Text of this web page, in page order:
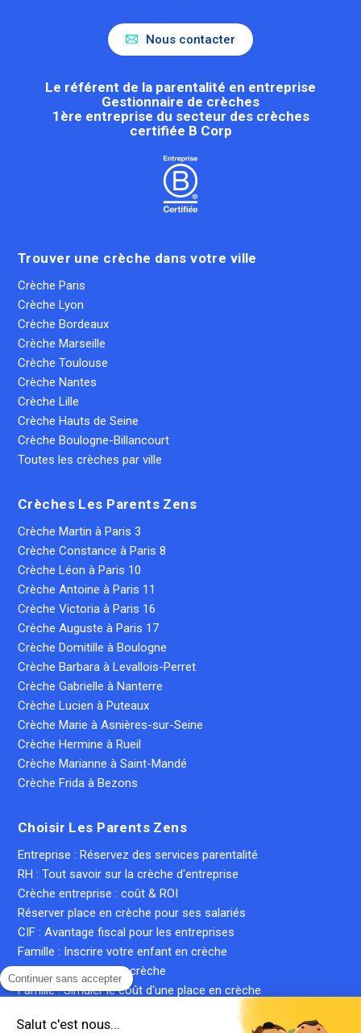
Continuer sans accepter
Salut c'est nous...
Nous contacter
Le référent de la parentalité en entreprise
Gestionnaire de crèches
1ère entreprise du secteur des crèches
certifiée B Corp
Trouver une crèche dans votre ville
Crèche Paris
Crèche Lyon
Crèche Bordeaux
Crèche Marseille
Crèche Toulouse
Crèche Nantes
Crèche Lille
Crèche Hauts de Seine
Crèche Boulogne-Billancourt
Toutes les crèches par ville
Crèches Les Parents Zens
Crèche Martin à Paris 3
Crèche Constance à Paris 8
Crèche Léon à Paris 10
Crèche Antoine à Paris 11
Crèche Victoria à Paris 16
Crèche Auguste à Paris 17
Crèche Domitille à Boulogne
Crèche Barbara à Levallois-Perret
Crèche Gabrielle à Nanterre
Crèche Lucien à Puteaux
Crèche Marie à Asnières-sur-Seine
Crèche Hermine à Rueil
Crèche Marianne à Saint-Mandé
Crèche Frida à Bezons
Choisir Les Parents Zens
Entreprise : Réservez des services parentalité
RH : Tout savoir sur la crèche d'entreprise
Crèche entreprise : coût & ROI
Réserver place en crèche pour ses salariés
CIF : Avantage fiscal pour les entreprises
Famille : Inscrire votre enfant en crèche
Famille : Trouver une crèche
Famille : Simuler le coût d'une place en crèche
Qu'est-ce qu'une crèche privée ?